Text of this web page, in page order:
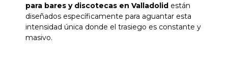
para bares y discotecas en Valladolid están
diseñados específicamente para aguantar esta
intensidad única donde el trasiego es constante y
masivo.